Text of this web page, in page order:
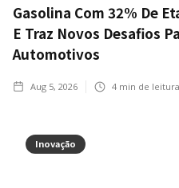
Gasolina Com 32% De
E Traz Novos Desafios
Automotivos
Aug 5, 2026 4 min de leitura
Inovação